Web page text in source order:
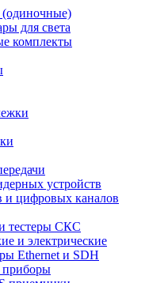
для света
комплекты
устройств
и цифровых каналов
тестеры СКС
и электрические
Ethernet и SDH
приборы